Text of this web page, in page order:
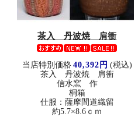
茶入 丹波焼 肩衝
当店特別価格 40,392円 (税込)
茶入 丹波焼 肩衝
信水窯 作
桐箱
仕服：薩摩間道織留
約5.7×8.6ｃｍ